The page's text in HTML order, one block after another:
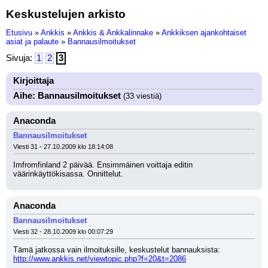
Keskustelujen arkisto
Etusivu » Ankkis » Ankkis & Ankkalinnake » Ankkiksen ajankohtaiset
asiat ja palaute » Bannausilmoitukset
Sivuja: 1 2 3
Kirjoittaja
Aihe: Bannausilmoitukset (33 viestiä)
Anaconda
Bannausilmoitukset
Viesti 31 - 27.10.2009 klo 18:14:08
Imfromfinland 2 päivää. Ensimmäinen voittaja editin
väärinkäyttökisassa. Onnittelut.
Anaconda
Bannausilmoitukset
Viesti 32 - 28.10.2009 klo 00:07:29
http://www.ankkis.net/viewtopic.php?f=20&t=2086